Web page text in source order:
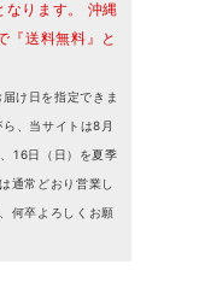
なります。 沖縄
『送料無料』と
け日を指定できま
、当サイトは8月
16日（日）を夏季
通常どおり営業し
何卒よろしくお願